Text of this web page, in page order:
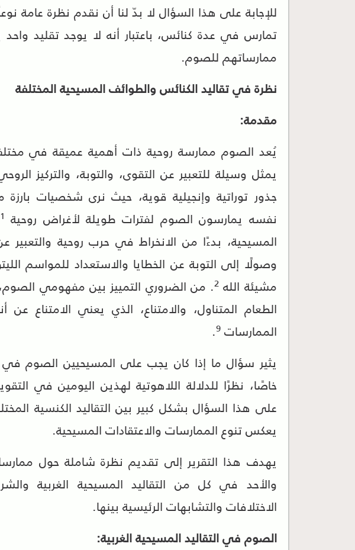
للإجابة على هذا السؤال لا بدّ لنا أن نقدم نظرة عامة
تمارس في عدة كنائس، باعتبار أنه لا يوجد تقليد
ممارساتهم للصوم.
نظرة في تقاليد الكنائس والطوائف المسيحية المختلفة
مقدمة:
يُعد الصوم ممارسة روحية ذات أهمية عميقة في
يمثل وسيلة للتعبير عن التقوى، والتوبة، والتركيز
جذور توراتية وإنجيلية قوية، حيث نرى شخصيات
نفسه يمارسون الصوم لفترات طويلة لأغراض روحية 1
المسيحية، بدءًا من الانخراط في حرب روحية والتعبير
وصولًا إلى التوبة عن الخطايا والاستعداد للمواسم
مشيئة الله 2. من الضروري التمييز بين مفهومي
الطعام المتناول، والامتناع، الذي يعني الامتناع
الممارسات9
.
يثير سؤال ما إذا كان يجب على المسيحيين الصوم في
خاصًا، نظرًا للدلالة اللاهوتية لهذين اليومين في
على هذا السؤال بشكل كبير بين التقاليد الكنسية
يعكس تنوع الممارسات والاعتقادات المسيحية.
يهدف هذا التقرير إلى تقديم نظرة شاملة حول
والأحد في كل من التقاليد المسيحية الغربية
الاختلافات والتشابهات الرئيسية بينها.
الصوم في التقاليد المسيحية الغربية: